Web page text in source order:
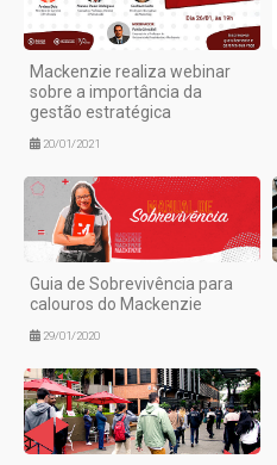
Mackenzie realiza webinar
sobre a importância da
gestão estratégica
20/01/2021
Guia de Sobrevivência para
calouros do Mackenzie
29/01/2020